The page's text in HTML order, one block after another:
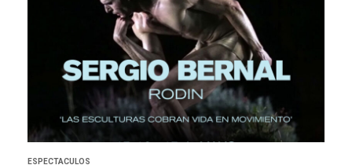
ESPECTACULOS